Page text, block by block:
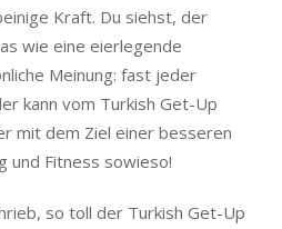
Kraft. Du siehst, der
wie eine eierlegende
Meinung: fast jeder
kann vom Turkish Get-Up
mit dem Ziel einer besseren
und Fitness sowieso!
so toll der Turkish Get-Up